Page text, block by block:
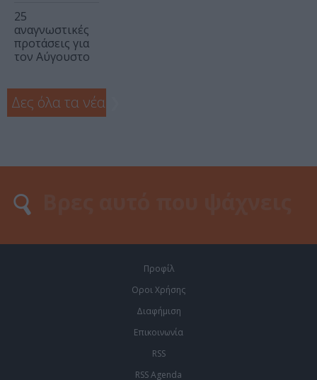
25
αναγνωστικές
προτάσεις για
τον Αύγουστο
Δες όλα τα νέα
Προφίλ
Οροι Χρήσης
Διαφήμιση
Επικοινωνία
RSS
RSS Agenda